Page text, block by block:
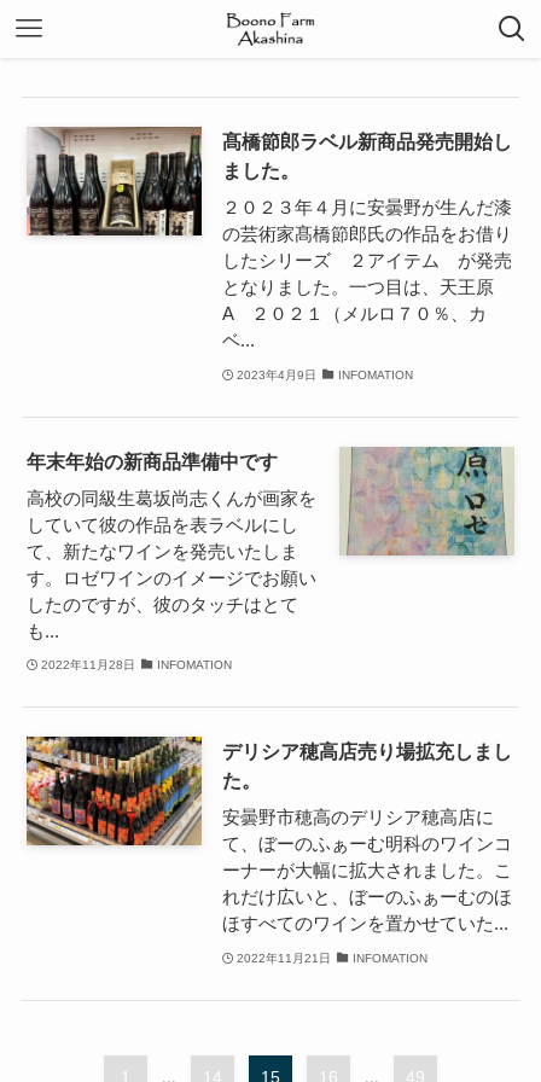
髙橋節郎ラベル新商品発売開始し
ました。
２０２３年４月に安曇野が生んだ漆
の芸術家髙橋節郎氏の作品をお借り
したシリーズ ２アイテム が発売
となりました。一つ目は、天王原
A ２０２１（メルロ７０％、カ
ベ...
2023年4月9日 INFOMATION
年末年始の新商品準備中です
高校の同級生葛坂尚志くんが画家を
していて彼の作品を表ラベルにし
て、新たなワインを発売いたしま
す。ロゼワインのイメージでお願い
したのですが、彼のタッチはとて
も...
2022年11月28日 INFOMATION
デリシア穂高店売り場拡充しまし
た。
安曇野市穂高のデリシア穂高店に
て、ぼーのふぁーむ明科のワインコ
ーナーが大幅に拡大されました。こ
れだけ広いと、ぼーのふぁーむのほ
ほすべてのワインを置かせていた...
2022年11月21日 INFOMATION
1 14 15 16 49